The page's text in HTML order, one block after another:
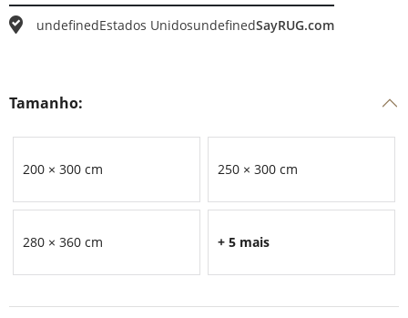
undefinedEstados UnidosundefinedSayRUG.com
Tamanho:
200 × 300 cm 250 × 300 cm
280 × 360 cm + 5 mais